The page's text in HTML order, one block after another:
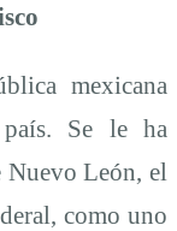
mexicana
Se le ha
León, el
como uno